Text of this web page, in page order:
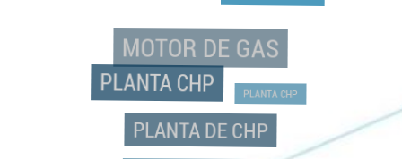
MOTOR DE GAS
PLANTA CHP PLANTA CHP
PLANTA DE CHP